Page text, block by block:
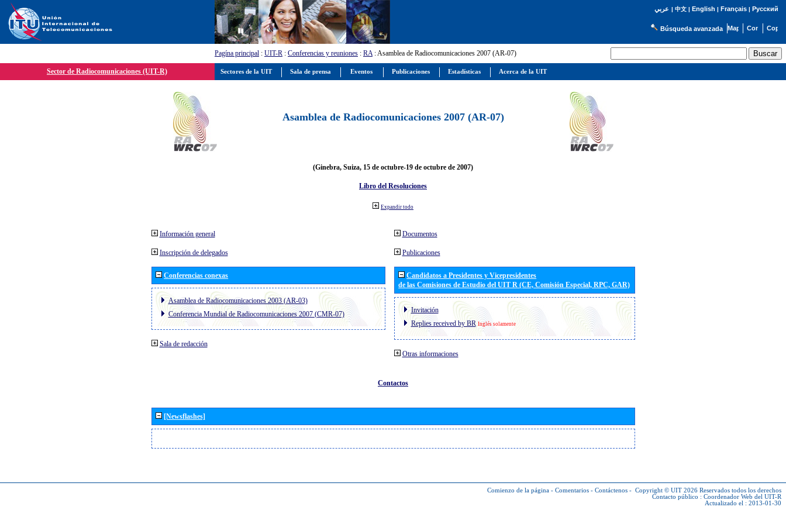
عربي | 中文| English | Français| Русский
Búsqueda avanzada
Pagína principal : UIT-R : Conferencias y reuniones : RA: Asamblea de Radiocomunicaciones 2007 (AR-07)
Sector de Radiocomunicaciones (UIT-R)
Asamblea de Radiocomunicaciones 2007 (AR-07)
(Ginebra, Suiza, 15 de octubre-19 de octubre de 2007)
Libro del Resoluciones
Expandir todo
Información general
Inscripción de delegados
Conferencias conexas
Asamblea de Radiocomunicaciones 2003 (AR-03)
Conferencia Mundial de Radiocomunicaciones 2007 (CMR-07)
Sala de redacción
Documentos
Publicaciones
Candidatos a Presidentes y Vicepresidentes
de las Comisiones de Estudio del UIT R (CE, Comisión Especial, RPC, GAR)
Invitación
Replies received by BR Inglés solamente
Otras informaciones
Contactos
[Newsflashes]
Comienzo de la página - Comentarios - Contáctenos - Copyright © UIT 2026 Reservados todos los derechos
Contacto público : Coordenador Web del UIT-R
Actualizado el : 2013-01-30
Sectores de la UIT Sala de prensa Eventos Publicaciones Estadísticas Acerca de la UIT